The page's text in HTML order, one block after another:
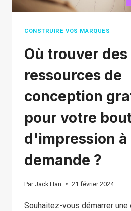
CONSTRUIRE VOS MARQUES
Où trouver des
ressources de
conception
pour votre
d'impression à
demande ?
Par Jack Han 21 février 2024
Souhaitez-vous démarrer une